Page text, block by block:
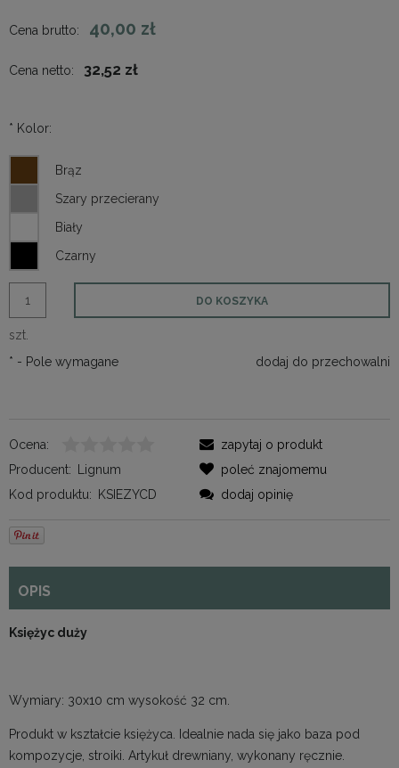
Cena brutto: 40,00 zł
Cena netto: 32,52 zł
* Kolor:
szt.
DO KOSZYKA
dodaj do przechowalni
* - Pole wymagane
Ocena:
Producent:
Lignum
Kod produktu:
KSIEZYCD
zapytaj o produkt
poleć znajomemu
dodaj opinię
OPIS
Księżyc duży
Wymiary: 30x10 cm wysokość 32 cm.
Produkt w kształcie księżyca. Idealnie nada się jako baza pod
kompozycje, stroiki. Artykuł drewniany, wykonany ręcznie.